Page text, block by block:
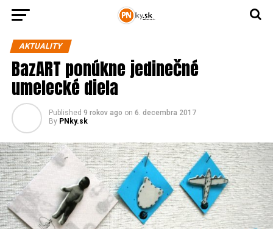
AKTUALITY
BazART ponúkne jedinečné
umelecké diela
Published 9 rokov ago on 6. decembra 2017
By PNky.sk